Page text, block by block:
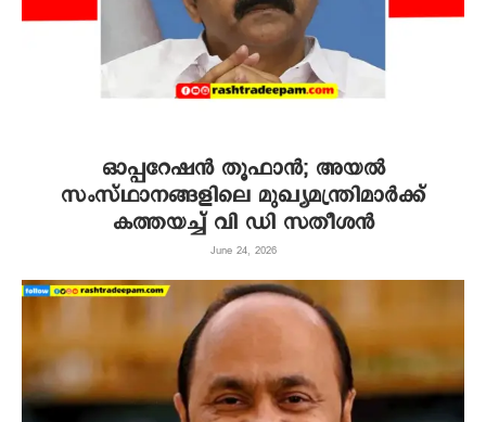
ഓപ്പറേഷൻ തൂഫാൻ; അയൽ
സംസ്ഥാനങ്ങളിലെ മുഖ്യമന്ത്രിമാർക്ക്
കത്തയച്ച് വി ഡി സതീശൻ
June 24, 2026